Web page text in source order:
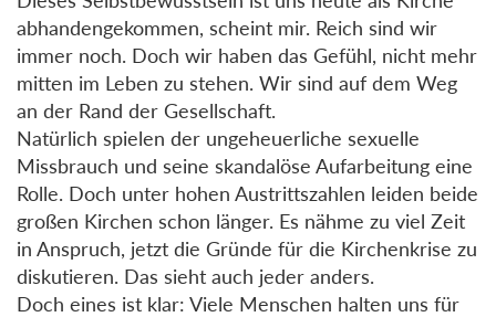
abhandengekommen, scheint mir. Reich sind wir
immer noch. Doch wir haben das Gefühl, nicht mehr
mitten im Leben zu stehen. Wir sind auf dem Weg
an der Rand der Gesellschaft.
Natürlich spielen der ungeheuerliche sexuelle
Missbrauch und seine skandalöse Aufarbeitung eine
Rolle. Doch unter hohen Austrittszahlen leiden beide
großen Kirchen schon länger. Es nähme zu viel Zeit
in Anspruch, jetzt die Gründe für die Kirchenkrise zu
diskutieren. Das sieht auch jeder anders.
Doch eines ist klar: Viele Menschen halten uns für